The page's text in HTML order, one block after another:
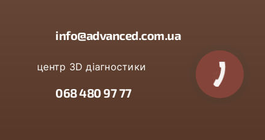
info@advanced.com.ua
центр 3D діагностики
068 480 97 77
КНОПКА
ЗВ'ЯЗКУ